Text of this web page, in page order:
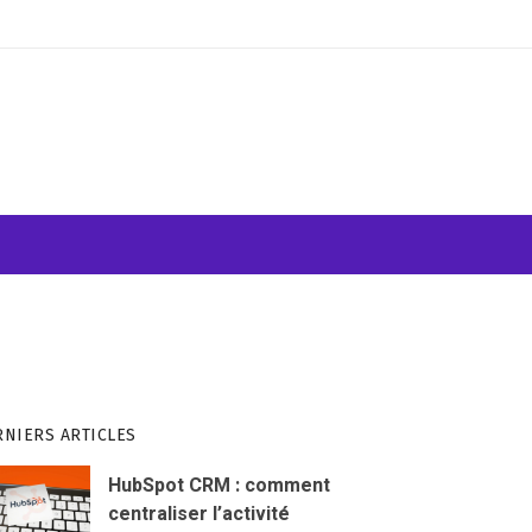
ARTICLES
HubSpot CRM : comment
centraliser l’activité